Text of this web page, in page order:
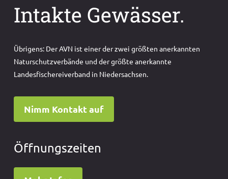
Intakte Gewässer.
Übrigens: Der AVN ist einer der zwei größten anerkannten
Naturschutzverbände und der größte anerkannte
Landesfischereiverband in Niedersachsen.
Nimm Kontakt auf
Öffnungszeiten